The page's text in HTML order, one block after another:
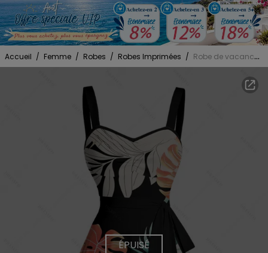
Accueil / Femme / Robes / Robes Imprimées / Robe de vacances à imprimé feuilles tropicales et à volants, col en cœur, coupe trapèze, mini-robe de plage
ÉPUISÉ